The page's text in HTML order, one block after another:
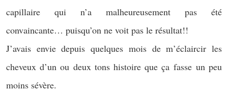
capillaire qui n’a malheureusement pas été
convaincante… puisqu’on ne voit pas le résultat!!
J’avais envie depuis quelques mois de m’éclaircir les
cheveux d’un ou deux tons histoire que ça fasse un peu
moins sévère.